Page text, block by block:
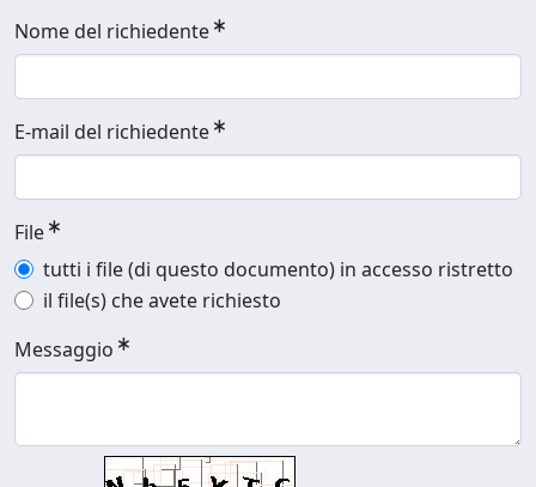
Nome del richiedente
E-mail del richiedente
File
tutti i file (di questo documento) in accesso ristretto
il file(s) che avete richiesto
Messaggio